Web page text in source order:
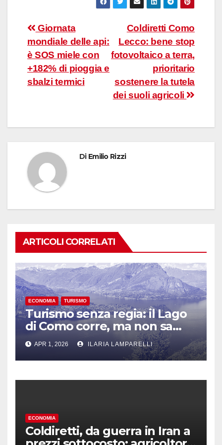
Navigazione
articoli
Coldiretti Como
Lecco: bene stop
fotovoltaico a terra,
prioritario
sostenere la tutela
dei suoli agricoli
Giornata
mondiale delle api:
è SOS miele con
+182% di pioggia e
sbalzi termici
Di Emilio Rizzi
ARTICOLI CORRELATI
ECONOMIA TURISMO
Turismo senza regia: il Lago
di Como corre, ma non sa
dove
APR 1, 2026 ILARIA LAMPARELLI
ECONOMIA
Coldiretti, da guerra in Iran a